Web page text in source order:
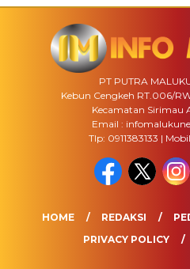
PT PUTRA
Kebun Cengkeh RT.006/
Kecamatan Sirimau
Email :
Tlp: 0911383133 |
HOME REDAKSI
PRIVACY POLICY